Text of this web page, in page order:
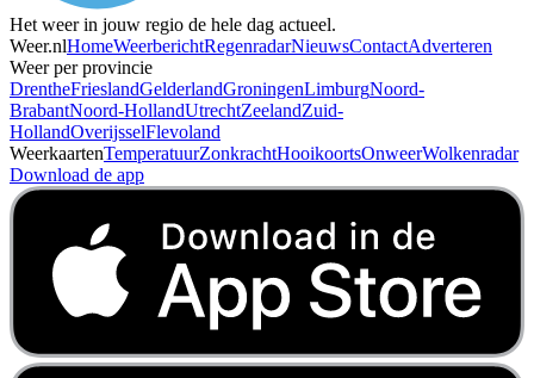
Het weer in jouw regio de hele dag actueel.
Weer.nlHomeWeerberichtRegenradarNieuwsContactAdverteren
Weer per provincie
DrentheFrieslandGelderlandGroningenLimburgNoord-
BrabantNoord-HollandUtrechtZeelandZuid-
HollandOverijsselFlevoland
WeerkaartenTemperatuurZonkrachtHooikoortsOnweerWolkenradar
Download de app